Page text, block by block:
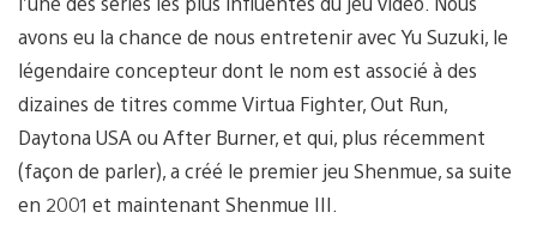
avons eu la chance de nous entretenir avec Yu Suzuki, le
légendaire concepteur dont le nom est associé à des
dizaines de titres comme Virtua Fighter, Out Run,
Daytona USA ou After Burner, et qui, plus récemment
(façon de parler), a créé le premier jeu Shenmue, sa suite
en 2001 et maintenant Shenmue III.